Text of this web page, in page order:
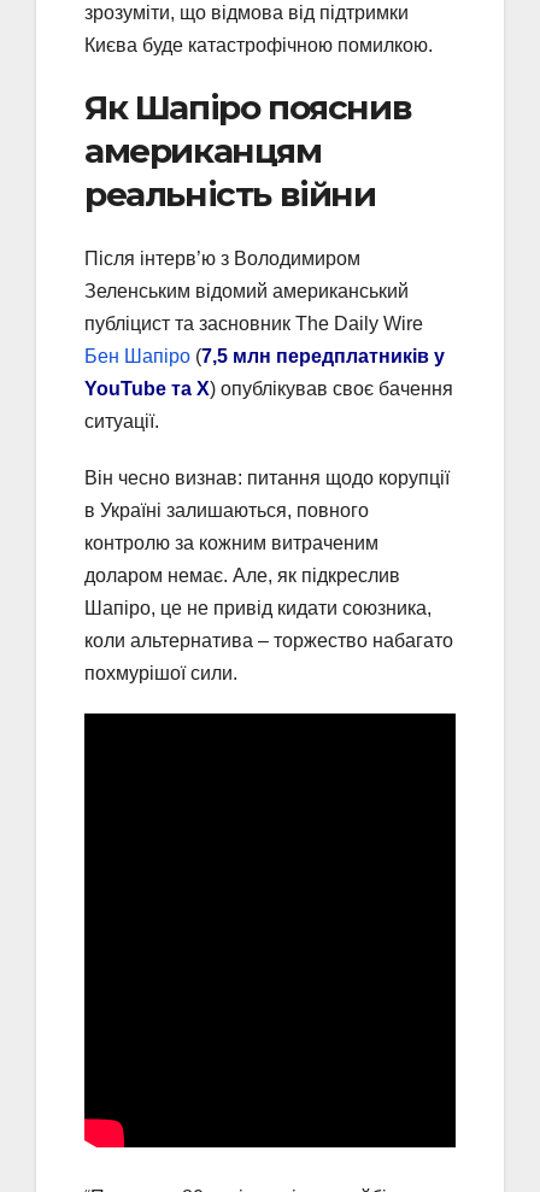
зрозуміти, що відмова від підтримки
Києва буде катастрофічною помилкою.
Як Шапіро пояснив
американцям
реальність війни
Після інтерв’ю з Володимиром
Зеленським відомий американський
публіцист та засновник The Daily Wire
Бен Шапіро (7,5 млн передплатників у
YouTube та X) опублікував своє бачення
ситуації.
Він чесно визнав: питання щодо корупції
в Україні залишаються, повного
контролю за кожним витраченим
доларом немає. Але, як підкреслив
Шапіро, це не привід кидати союзника,
коли альтернатива – торжество набагато
похмурішої сили.